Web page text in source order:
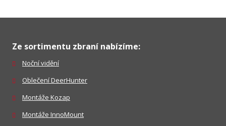
Ze sortimentu zbraní nabízíme:
Noční vidění
Oblečení DeerHunter
Montáže Kozap
Montáže InnoMount